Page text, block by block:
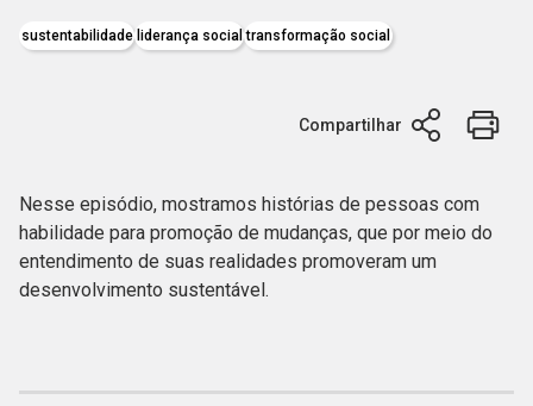
sustentabilidade liderança social transformação social
Compartilhar
Nesse episódio, mostramos histórias de pessoas com
habilidade para promoção de mudanças, que por meio do
entendimento de suas realidades promoveram um
desenvolvimento sustentável.